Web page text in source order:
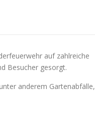
auf zahlreiche
Besucher gesorgt.
anderem Gartenabfälle,